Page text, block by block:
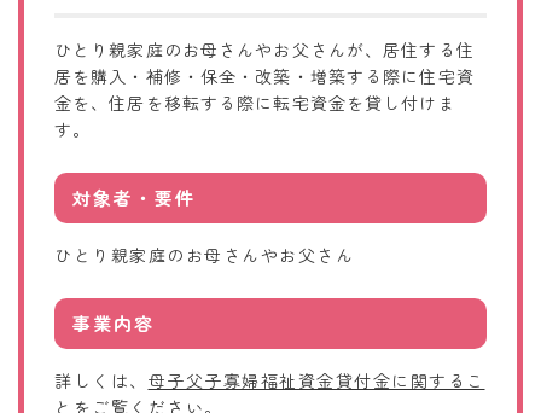
ひとり親家庭のお母さんやお父さんが、居住する住
居を購入・補修・保全・改築・増築する際に住宅資
金を、住居を移転する際に転宅資金を貸し付けま
す。
対象者・要件
ひとり親家庭のお母さんやお父さん
事業内容
詳しくは、 母子父子寡婦福祉資金貸付金に関するこ
と をご覧ください。